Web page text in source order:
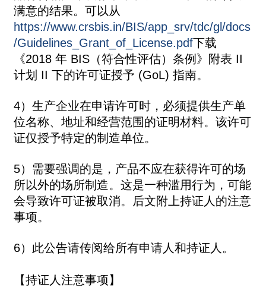
满意的结果。可以从
https://www.crsbis.in/BIS/app_srv/tdc/gl/docs
/Guidelines_Grant_of_License.pdf下载
《2018 年 BIS（符合性评估）条例》附表 II
计划 II 下的许可证授予 (GoL) 指南。
4）生产企业在申请许可时，必须提供生产单
位名称、地址和经营范围的证明材料。该许可
证仅授予特定的制造单位。
5）需要强调的是，产品不应在获得许可的场
所以外的场所制造。这是一种滥用行为，可能
会导致许可证被取消。后文附上持证人的注意
事项。
6）此公告请传阅给所有申请人和持证人。
【持证人注意事项】